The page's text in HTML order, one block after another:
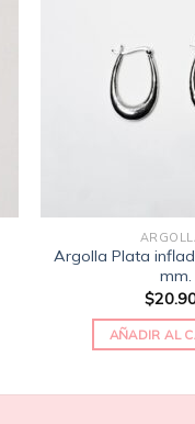
Argolla Plata
mm.
$
AÑADIR AL